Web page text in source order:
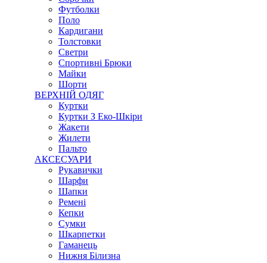
Футболки
Поло
Кардигани
Толстовки
Светри
Спортивні Брюки
Майки
Шорти
ВЕРХНІЙ ОДЯГ
Куртки
Куртки З Еко-Шкіри
Жакети
Жилети
Пальто
АКСЕСУАРИ
Рукавички
Шарфи
Шапки
Ремені
Кепки
Сумки
Шкарпетки
Гаманець
Нижня Білизна